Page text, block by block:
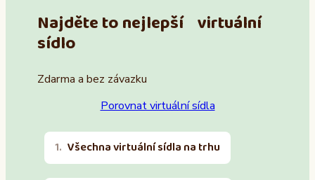
Najděte to nejlepší virtuální
sídlo
Zdarma a bez závazku
Porovnat virtuální sídla
Všechna virtuální sídla na trhu